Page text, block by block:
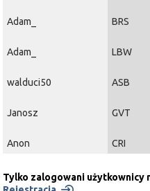
Adam_ BRS
Adam_ LBW
walduci50 ASB
Janosz GVT
Anon CRI
Tylko zalogowani użytkownicy